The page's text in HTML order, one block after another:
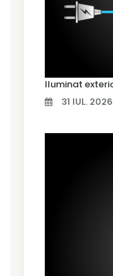
31 IUL. 2026